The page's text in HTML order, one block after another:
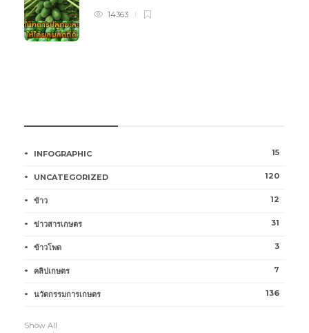
14363
INFOGRAPHIC 15
UNCATEGORIZED 120
ข้าว 12
ข่าวสารเกษตร 31
ข้าวโพด 3
คลิปเกษตร 7
นวัตกรรมการเกษตร 136
Show All